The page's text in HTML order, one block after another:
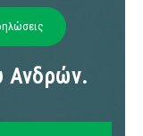
Ανδρών.